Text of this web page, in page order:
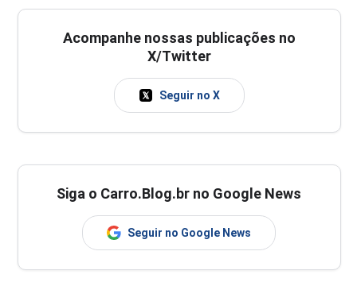
Acompanhe nossas publicações no
X/Twitter
Seguir no X
Siga o Carro.Blog.br no Google News
Seguir no Google News